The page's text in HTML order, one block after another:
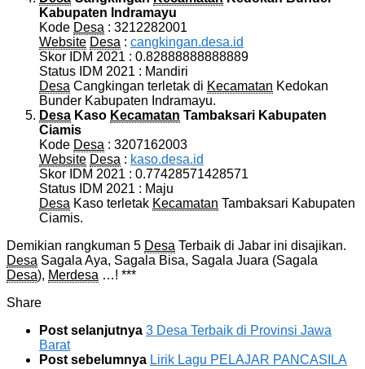
Kabupaten Indramayu
Kode Desa : 3212282001
Website Desa : cangkingan.desa.id
Skor IDM 2021 : 0.82888888888889
Status IDM 2021 : Mandiri
Desa Cangkingan terletak di Kecamatan Kedokan
Bunder Kabupaten Indramayu.
Desa Kaso Kecamatan Tambaksari Kabupaten
Ciamis
Kode Desa : 3207162003
Website Desa : kaso.desa.id
Skor IDM 2021 : 0.77428571428571
Status IDM 2021 : Maju
Desa Kaso terletak Kecamatan Tambaksari Kabupaten
Ciamis.
Demikian rangkuman 5 Desa Terbaik di Jabar ini disajikan.
Desa Sagala Aya, Sagala Bisa, Sagala Juara (Sagala
Desa), Merdesa …! ***
Share
Post selanjutnya 3 Desa Terbaik di Provinsi Jawa
Barat
Post sebelumnya Lirik Lagu PELAJAR PANCASILA